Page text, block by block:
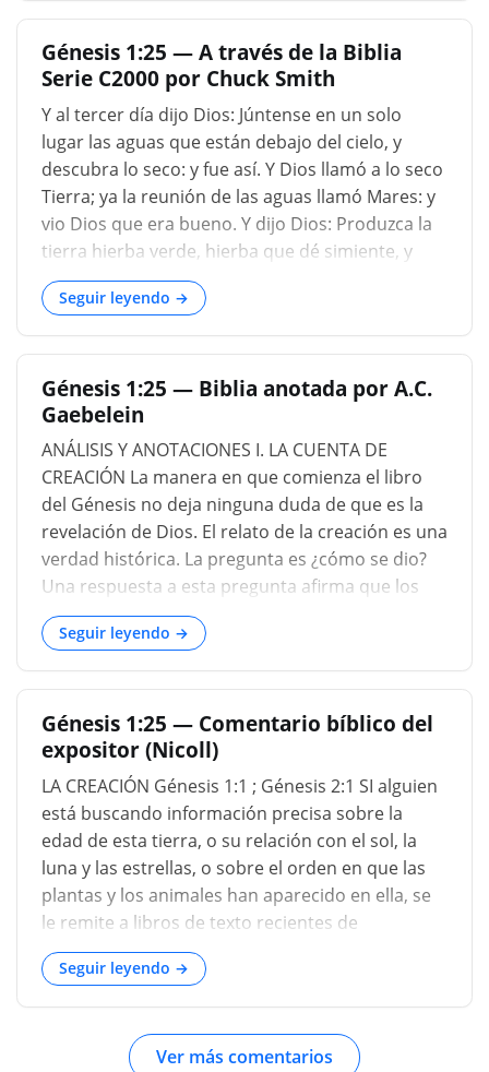
Cuando Dios comenzó a organizar este mundo
en orden, estaba envuelto en la oscuridad, y se
había reducido a lo que llamamos, por falta de
un nombre mejor, «Caos. »Esta es solo la
condición de cada alma del hombre cuando Dios
comienza a lidiar con él en su gracia; Es infrino, y
vacío de todas las cosas buenas. «No hay
ninguno justo, no, no uno: no hay ninguno que
entienda, n
Génesis 1:25 — A través de la Biblia
Serie C2000 por Chuck Smith
Y al tercer día dijo Dios: Júntense en un solo
lugar las aguas que están debajo del cielo, y
descubra lo seco: y fue así. Y Dios llamó a lo seco
Tierra; ya la reunión de las aguas llamó Mares: y
vio Dios que era bueno. Y dijo Dios: Produzca la
tierra hierba verde, hierba que dé simiente, y
árboles frutales que den fruto según su género,
cuya simiente esté en él, sobre la tierra: y fue así
( Génesis 1:9-11 ). Ahora, la clave aquí es la hierba
y las verduras y los árboles que dan semilla
según su género. Nunca hemos sido capaces de
refutar esto. Los hombres han estado plantando
granos de trigo durante milenios y él todavía
tiene que plantar un grano de trigo y hacer
crecer un tallo de maíz. Son "semillas que
producen hierba según su especie", cada una
tiene su propio pequeño código dentro que se
reproduce según su especie; muy fascinante de
Seguir leyendo →
Génesis 1:25 — Biblia anotada por A.C.
Gaebelein
ANÁLISIS Y ANOTACIONES I. LA CUENTA DE
CREACIÓN La manera en que comienza el libro
del Génesis no deja ninguna duda de que es la
revelación de Dios. El relato de la creación es una
verdad histórica. La pregunta es ¿cómo se dio?
Una respuesta a esta pregunta afirma que los
judíos obtuvieron el relato de los registros de
otras naciones sobre el origen del universo y que
lo alteraron de acuerdo con sus propias ideas
religiosas. Es una imposibilidad. Las antiguas
naciones paganas consideraban a Dios y al
universo como uno solo y no tenían
absolutamente ningún conocimiento de la
existencia de Dios independiente del universo, ni
sabían nada de la creación del mundo. Aquí hay
algo completamente diferente de todas las
teorías, mitologías y otros inventos de la raza
humana. Entonces, ¿cómo se le dio? Por
ser humano sabía nada sobre el origen de...
Seguir leyendo →
Génesis 1:25 — Comentario bíblico del
expositor (Nicoll)
LA CREACIÓN Génesis 1:1 ; Génesis 2:1 SI alguien
está buscando información precisa sobre la
edad de esta tierra, o su relación con el sol, la
luna y las estrellas, o sobre el orden en que las
plantas y los animales han aparecido en ella, se
le remite a libros de texto recientes de
astronomía, geología y paleontología. Nadie
sueña ni por un momento con referir a un
estudiante serio de estos temas a la Biblia como
fuente de información. No es el objeto de los
escritos de las Escrituras impartir instrucción
Seguir leyendo →
Ver más comentarios